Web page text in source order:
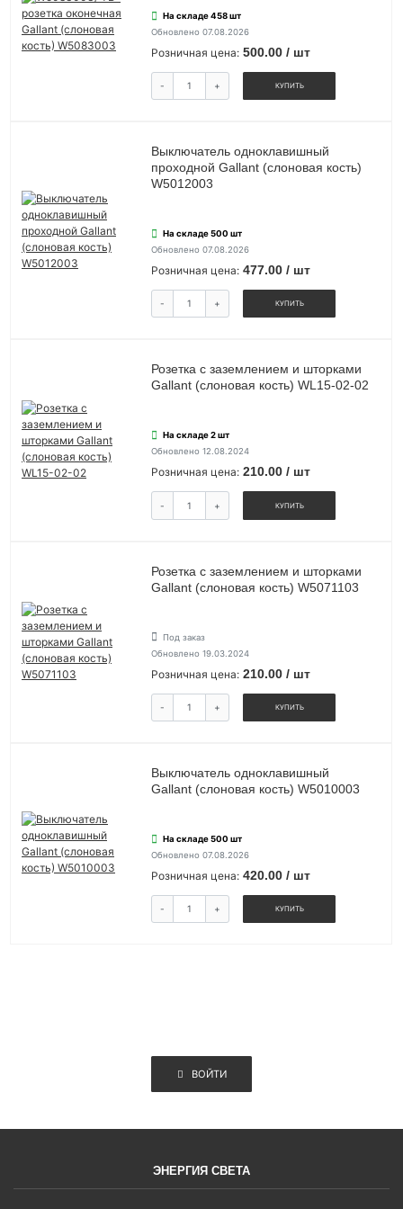
На складе 458 шт
Обновлено 07.08.2026
Розничная цена: 500.00 / шт
- + КУПИТЬ
Выключатель одноклавишный
проходной Gallant (слоновая кость)
W5012003
На складе 500 шт
Обновлено 07.08.2026
Розничная цена: 477.00 / шт
- + КУПИТЬ
Розетка с заземлением и шторками
Gallant (слоновая кость) WL15-02-02
На складе 2 шт
Обновлено 12.08.2024
Розничная цена: 210.00 / шт
- + КУПИТЬ
Розетка с заземлением и шторками
Gallant (слоновая кость) W5071103
Под заказ
Обновлено 19.03.2024
Розничная цена: 210.00 / шт
- + КУПИТЬ
Выключатель одноклавишный
Gallant (слоновая кость) W5010003
На складе 500 шт
Обновлено 07.08.2026
Розничная цена: 420.00 / шт
- + КУПИТЬ
ВОЙТИ
ЭНЕРГИЯ СВЕТА